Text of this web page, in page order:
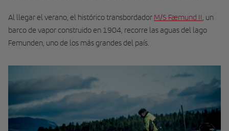
Al llegar el verano, el histórico transbordador M/S Fæmund II, un
barco de vapor construido en 1904, recorre las aguas del lago
Femunden, uno de los más grandes del país.